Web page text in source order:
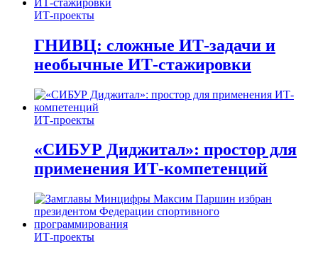
ИТ-проекты
ГНИВЦ: сложные ИТ‑задачи и
необычные ИТ‑стажировки
ИТ-проекты
«СИБУР Диджитал»: простор для
применения ИТ-компетенций
ИТ-проекты